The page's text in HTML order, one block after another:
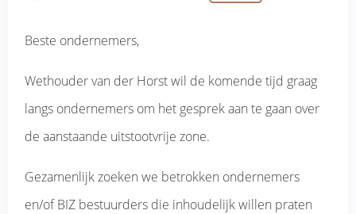
Beste ondernemers,
Wethouder van der Horst wil de komende tijd graag
langs ondernemers om het gesprek aan te gaan over
de aanstaande uitstootvrije zone.
Gezamenlijk zoeken we betrokken ondernemers
en/of BIZ bestuurders die inhoudelijk willen praten